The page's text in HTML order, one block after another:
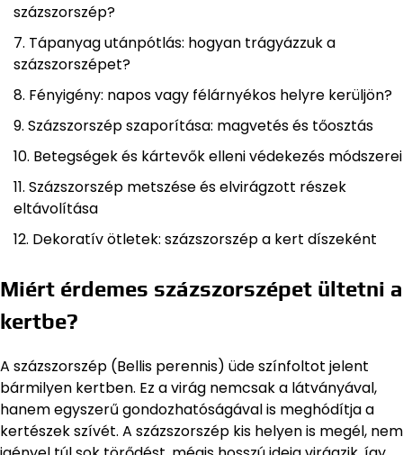
százszorszép?
Tápanyag utánpótlás: hogyan trágyázzuk a
százszorszépet?
Fényigény: napos vagy félárnyékos helyre kerüljön?
Százszorszép szaporítása: magvetés és tőosztás
Betegségek és kártevők elleni védekezés módszerei
Százszorszép metszése és elvirágzott részek
eltávolítása
Dekoratív ötletek: százszorszép a kert díszeként
Miért érdemes százszorszépet ültetni a
kertbe?
A százszorszép (Bellis perennis) üde színfoltot jelent
bármilyen kertben. Ez a virág nemcsak a látványával,
hanem egyszerű gondozhatóságával is meghódítja a
kertészek szívét. A százszorszép kis helyen is megél, nem